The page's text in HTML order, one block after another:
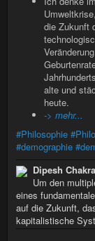
die Zukunft
alte und
heute.
-> mehr...
#Philosophie
#demographie
Dipesh
Um den
eines
auf die Zukunft,
kapitalistische